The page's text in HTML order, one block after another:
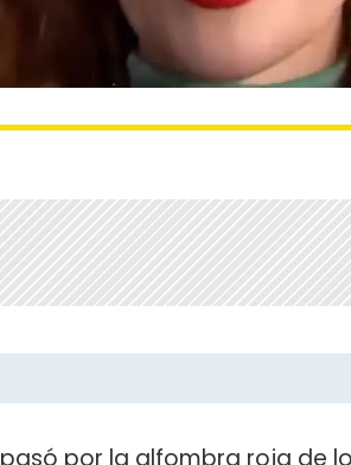
pasó por la alfombra roja de